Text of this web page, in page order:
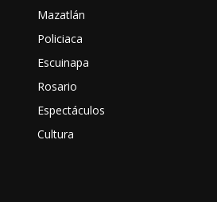
Mazatlán
Policiaca
Escuinapa
Rosario
Espectáculos
Cultura